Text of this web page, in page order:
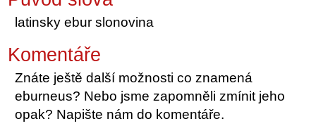
latinsky ebur slonovina
Komentáře
Znáte ještě další možnosti co znamená
eburneus? Nebo jsme zapomněli zmínit jeho
opak? Napište nám do komentáře.